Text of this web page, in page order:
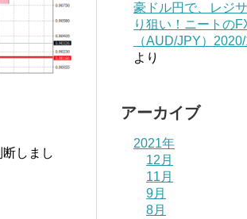
しまし
豪ドル円で、レジ
り狙い！ニートの
（AUD/JPY）
より
アーカイブ
2021年
12月
11月
9月
8月